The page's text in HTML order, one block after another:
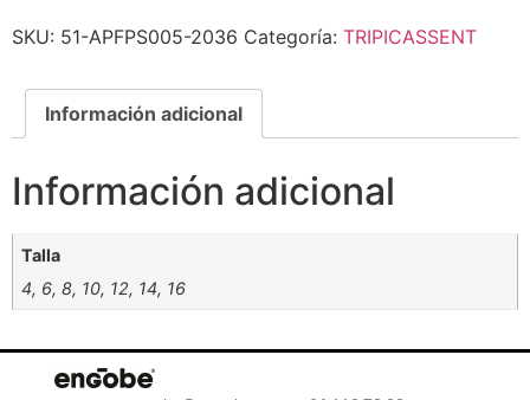
SKU: 51-APFPS005-2036 Categoría: TRIPICASSENT
Información adicional
Información adicional
Talla
4, 6, 8, 10, 12, 14, 16